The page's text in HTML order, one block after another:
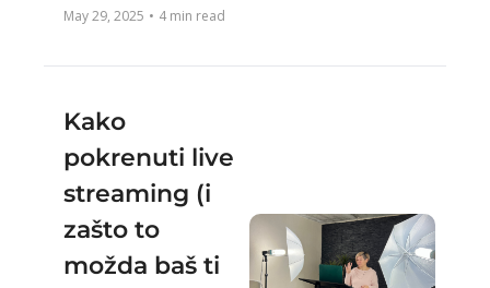
vjerojatno nisi
majka) ili si možda
formulu?
May 29, 2025 • 4 min read
Kako
pokrenuti live
streaming (i
zašto to
možda baš ti